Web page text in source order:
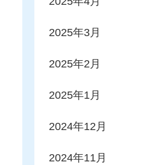
2025年3月
2025年2月
2025年1月
2024年12月
2024年11月